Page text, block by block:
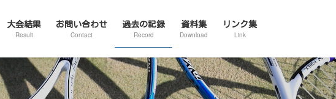
大会結果
Result
お問い合わせ
Contact
過去の記録
Record
資料集
Download
リンク集
Link